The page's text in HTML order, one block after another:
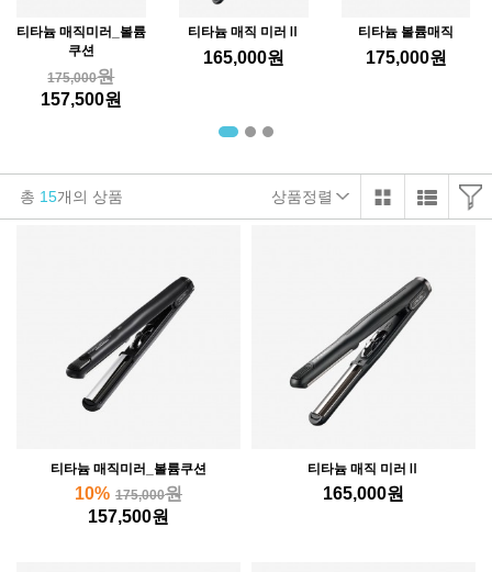
티타늄 매직미러_볼륨
쿠션
175,000원
157,500원
티타늄 매직 미러Ⅱ
165,000원
티타늄 볼륨매직
175,000원
총 15개의 상품 상품정렬
티타늄 매직미러_볼륨쿠션
10% 175,000원
157,500원
티타늄 매직 미러Ⅱ
165,000원